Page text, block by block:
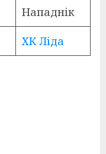
Нападнік
ХК Ліда